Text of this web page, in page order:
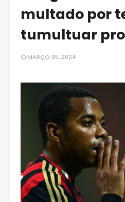
multado por
tumultuar
MARÇO 05, 2024